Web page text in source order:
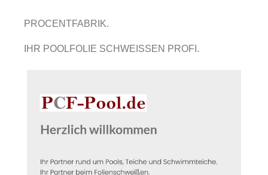
PROCENTFABRIK.
IHR POOLFOLIE SCHWEISSEN PROFI.